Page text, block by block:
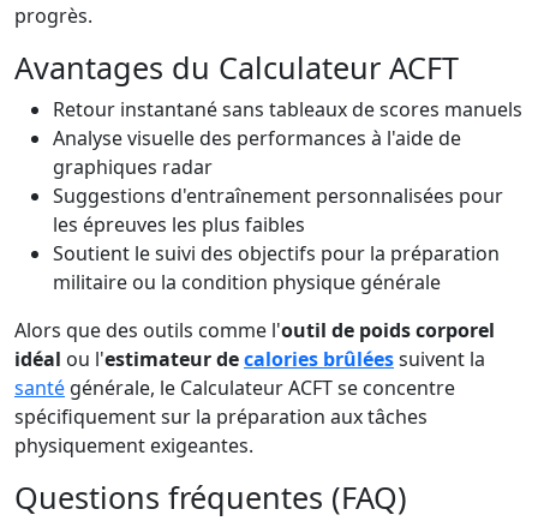
progrès.
Avantages du Calculateur ACFT
Retour instantané sans tableaux de scores manuels
Analyse visuelle des performances à l'aide de
graphiques radar
Suggestions d'entraînement personnalisées pour
les épreuves les plus faibles
Soutient le suivi des objectifs pour la préparation
militaire ou la condition physique générale
Alors que des outils comme l'outil de poids corporel
idéal ou l'estimateur decalories brûléessuivent la
santé générale, le Calculateur ACFT se concentre
spécifiquement sur la préparation aux tâches
physiquement exigeantes.
Questions fréquentes (FAQ)